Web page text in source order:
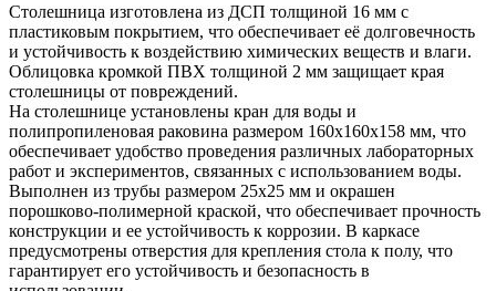
Столешница изготовлена из ДСП толщиной 16 мм с
пластиковым покрытием, что обеспечивает её долговечность
и устойчивость к воздействию химических веществ и влаги.
Облицовка кромкой ПВХ толщиной 2 мм защищает края
столешницы от повреждений.
На столешнице установлены кран для воды и
полипропиленовая раковина размером 160х160х158 мм, что
обеспечивает удобство проведения различных лабораторных
работ и экспериментов, связанных с использованием воды.
Выполнен из трубы размером 25х25 мм и окрашен
порошково-полимерной краской, что обеспечивает прочность
конструкции и ее устойчивость к коррозии. В каркасе
предусмотрены отверстия для крепления стола к полу, что
гарантирует его устойчивость и безопасность в